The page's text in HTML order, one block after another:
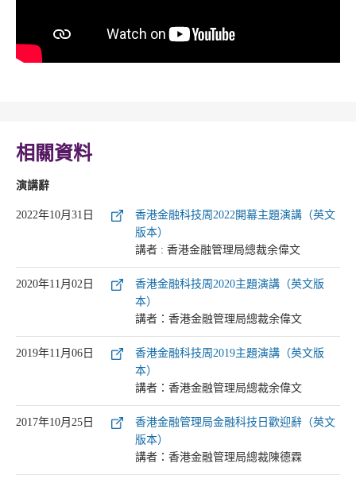
相關資料
演講辭
2022年10月31日
香港金融科技周2022開幕主題演講（英文
版本）
講者 : 香港金融管理局總裁余偉文
2020年11月02日
香港金融科技周2020主題演講（英文版
本）
講者：香港金融管理局總裁余偉文
2019年11月06日
香港金融科技周2019主題演講（英文版
本）
講者：香港金融管理局總裁余偉文
2017年10月25日
香港金融管理局金融科技日歡迎辭（英文
版本）
講者：香港金融管理局總裁陳德霖